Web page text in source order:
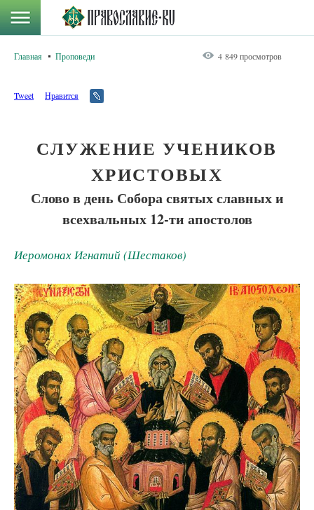
Главная Проповеди 4 849 просмотров
Tweet Нравится
СЛУЖЕНИЕ УЧЕНИКОВ
ХРИСТОВЫХ
Слово в день Собора святых славных и
всехвальных 12-ти апостолов
Иеромонах Игнатий (Шестаков)